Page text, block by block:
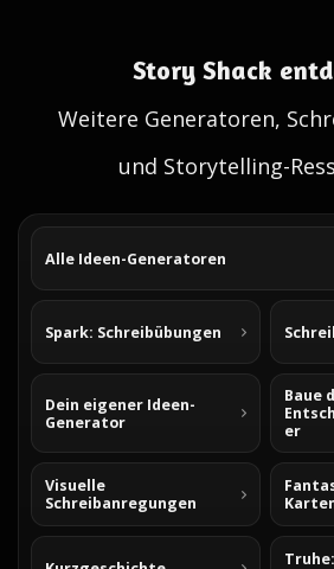
Story Shack
Weitere Generatoren,
und Storytelling-
Alle Ideen-Generatoren
Spark: Schreibübungen
Dein eigener Ideen-
Generator
Baue
er
Visuelle
Schreibanregungen